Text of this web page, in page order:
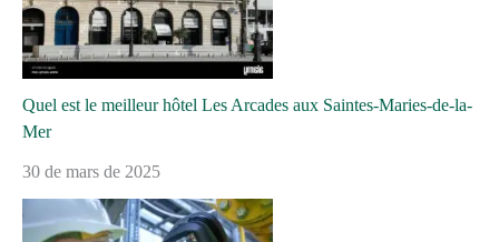
Quel est le meilleur hôtel Les Arcades aux Saintes-Maries-de-la-
Mer
30 de mars de 2025